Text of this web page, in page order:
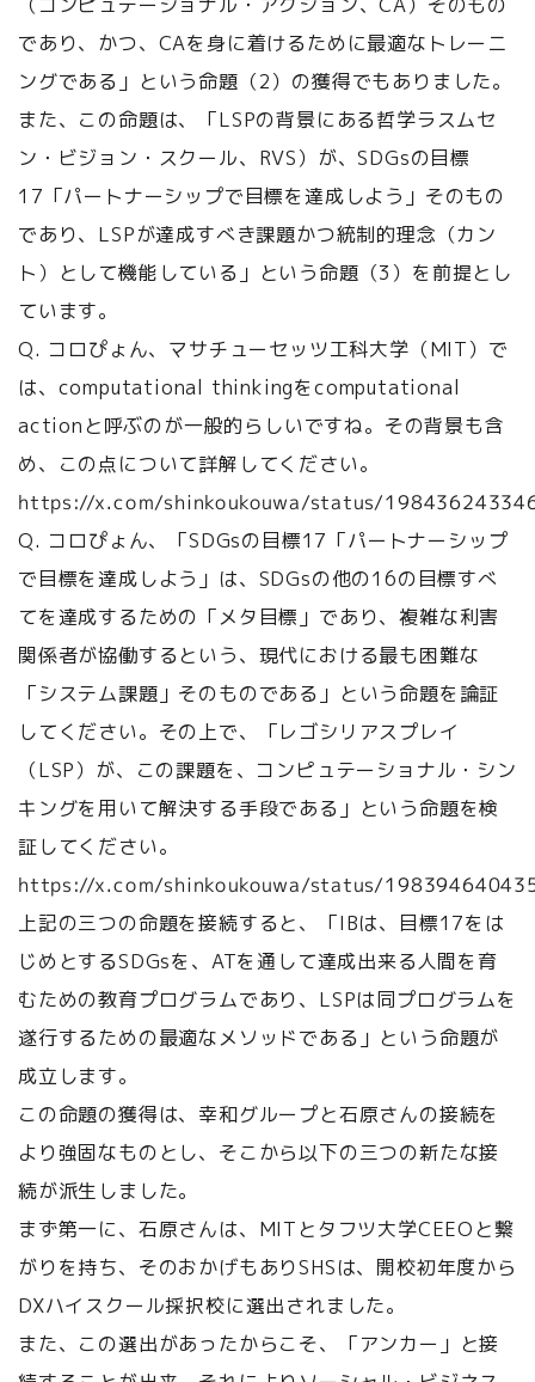
であり、かつ、CAを身に着けるために最適なトレーニ
ングである」という命題（2）の獲得でもありました。
また、この命題は、「LSPの背景にある哲学ラスムセ
ン・ビジョン・スクール、RVS）が、SDGsの目標
17「パートナーシップで目標を達成しよう」そのもの
であり、LSPが達成すべき課題かつ統制的理念（カン
ト）として機能している」という命題（3）を前提とし
ています。
Q. コロぴょん、マサチューセッツ工科大学（MIT）で
は、computational thinkingをcomputational
actionと呼ぶのが一般的らしいですね。その背景も含
め、この点について詳解してください。
https://x.com/shinkoukouwa/status/
Q. コロぴょん、「SDGsの目標17「パートナーシップ
で目標を達成しよう」は、SDGsの他の16の目標すべ
てを達成するための「メタ目標」であり、複雑な利害
関係者が協働するという、現代における最も困難な
「システム課題」そのものである」という命題を論証
してください。その上で、「レゴシリアスプレイ
（LSP）が、この課題を、コンピュテーショナル・シン
キングを用いて解決する手段である」という命題を検
証してください。
https://x.com/shinkoukouwa/status/
上記の三つの命題を接続すると、「IBは、目標17をは
じめとするSDGsを、ATを通して達成出来る人間を育
むための教育プログラムであり、LSPは同プログラムを
遂行するための最適なメソッドである」という命題が
成立します。
この命題の獲得は、幸和グループと石原さんの接続を
より強固なものとし、そこから以下の三つの新たな接
続が派生しました。
まず第一に、石原さんは、MITとタフツ大学CEEOと繋
がりを持ち、そのおかげもありSHSは、開校初年度から
DXハイスクール採択校に選出されました。
また、この選出があったからこそ、「アンカー」と接